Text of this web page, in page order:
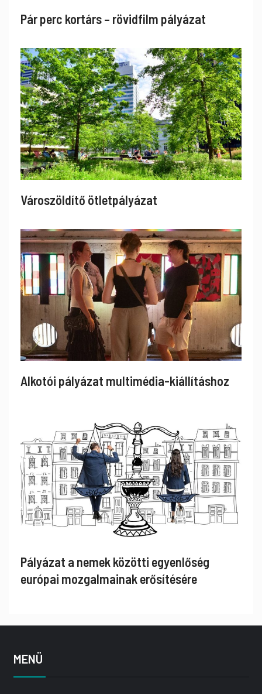
Pár perc kortárs – rövidfilm pályázat
Városzöldítő ötletpályázat
Alkotói pályázat multimédia-kiállításhoz
Pályázat a nemek közötti egyenlőség
európai mozgalmainak erősítésére
MENÜ